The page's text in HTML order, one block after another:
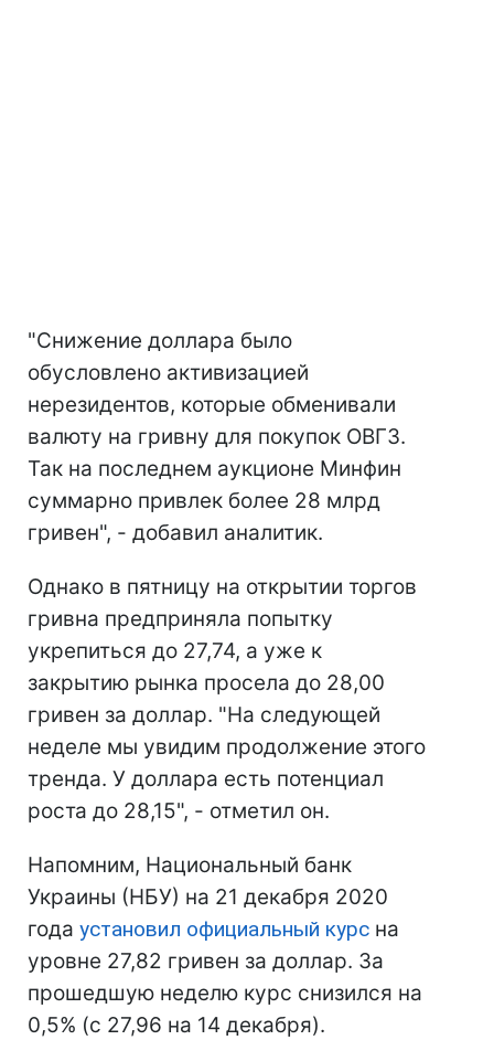
"Снижение доллара было
обусловлено активизацией
нерезидентов, которые обменивали
валюту на гривну для покупок ОВГЗ.
Так на последнем аукционе Минфин
суммарно привлек более 28 млрд
гривен", - добавил аналитик.
Однако в пятницу на открытии торгов
гривна предприняла попытку
укрепиться до 27,74, а уже к
закрытию рынка просела до 28,00
гривен за доллар. "На следующей
неделе мы увидим продолжение этого
тренда. У доллара есть потенциал
роста до 28,15", - отметил он.
Напомним, Национальный банк
Украины (НБУ) на 21 декабря 2020
года установил официальный курс на
уровне 27,82 гривен за доллар. За
прошедшую неделю курс снизился на
0,5% (с 27,96 на 14 декабря).